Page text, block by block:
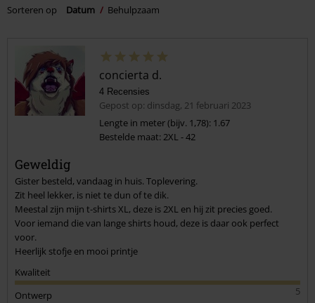
Sorteren op
Datum Behulpzaam
concierta d.
4 Recensies
Gepost op: dinsdag, 21 februari 2023
Lengte in meter (bijv. 1,78): 1.67
Bestelde maat: 2XL - 42
Geweldig
Gister besteld, vandaag in huis. Toplevering.
Zit heel lekker, is niet te dun of te dik.
Meestal zijn mijn t-shirts XL, deze is 2XL en hij zit precies goed.
Voor iemand die van lange shirts houd, deze is daar ook perfect
voor.
Heerlijk stofje en mooi printje
Kwaliteit
5
Ontwerp